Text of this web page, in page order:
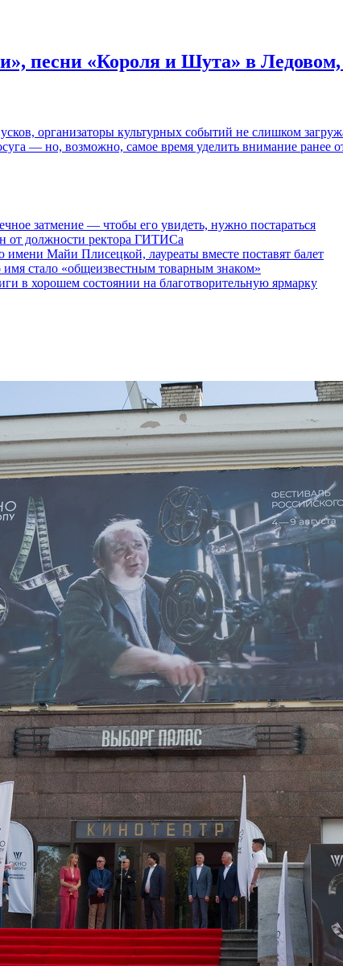
песни «Короля и Шута» в
организаторы культурных событий не слишком
— но, возможно, самое время уделить внимание ранее
затмение — чтобы его увидеть, нужно постараться
от должности ректора ГИТИСа
Майи Плисецкой, лауреаты вместе поставят балет
стало «общеизвестным товарным знаком»
в хорошем состоянии на благотворительную ярмарку